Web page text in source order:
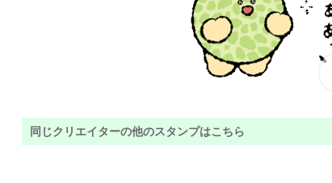
同じクリエイターの他のスタンプはこちら